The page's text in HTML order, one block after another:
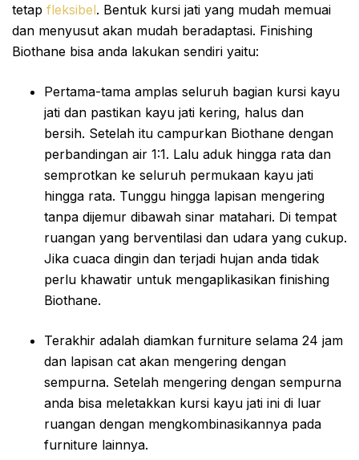
tetap fleksibel. Bentuk kursi jati yang mudah memuai
dan menyusut akan mudah beradaptasi. Finishing
Biothane bisa anda lakukan sendiri yaitu:
Pertama-tama amplas seluruh bagian kursi kayu
jati dan pastikan kayu jati kering, halus dan
bersih. Setelah itu campurkan Biothane dengan
perbandingan air 1:1. Lalu aduk hingga rata dan
semprotkan ke seluruh permukaan kayu jati
hingga rata. Tunggu hingga lapisan mengering
tanpa dijemur dibawah sinar matahari. Di tempat
ruangan yang berventilasi dan udara yang cukup.
Jika cuaca dingin dan terjadi hujan anda tidak
perlu khawatir untuk mengaplikasikan finishing
Biothane.
Terakhir adalah diamkan furniture selama 24 jam
dan lapisan cat akan mengering dengan
sempurna. Setelah mengering dengan sempurna
anda bisa meletakkan kursi kayu jati ini di luar
ruangan dengan mengkombinasikannya pada
furniture lainnya.